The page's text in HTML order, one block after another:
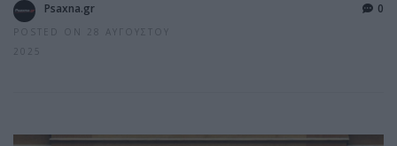
Psaxna.gr
POSTED ON 28 ΑΥΓΟΎΣΤΟΥ
2025
0